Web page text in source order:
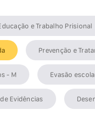
e Trabalho Prisional
Prevenção e
- M Evasão
Evidências